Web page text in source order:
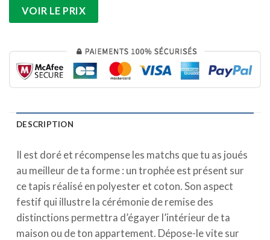
VOIR LE PRIX
DESCRIPTION
Il est doré et récompense les matchs que tu as joués
au meilleur de ta forme : un trophée est présent sur
ce tapis réalisé en polyester et coton. Son aspect
festif qui illustre la cérémonie de remise des
distinctions permettra d’égayer l’intérieur de ta
maison ou de ton appartement. Dépose-le vite sur